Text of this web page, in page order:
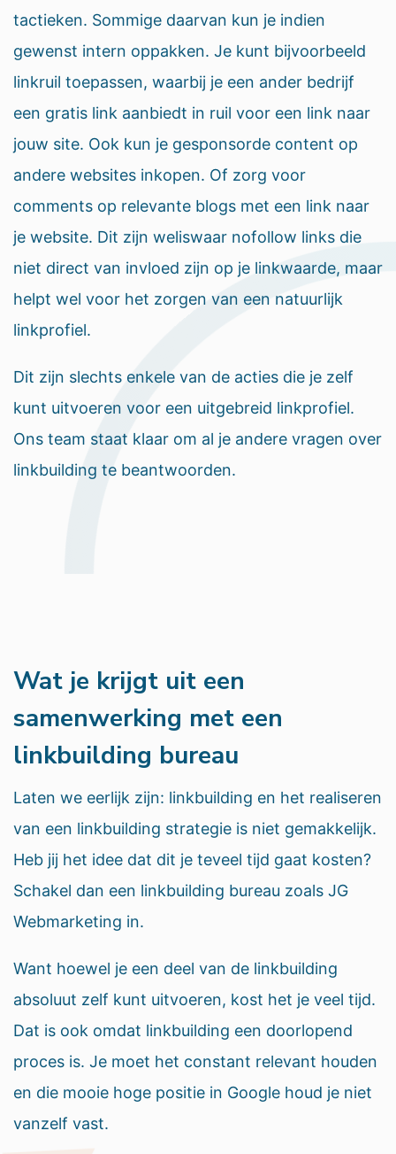
tactieken. Sommige daarvan kun je indien
gewenst intern oppakken. Je kunt bijvoorbeeld
linkruil toepassen, waarbij je een ander bedrijf
een gratis link aanbiedt in ruil voor een link naar
jouw site. Ook kun je gesponsorde content op
andere websites inkopen. Of zorg voor
comments op relevante blogs met een link naar
je website. Dit zijn weliswaar nofollow links die
niet direct van invloed zijn op je linkwaarde, maar
helpt wel voor het zorgen van een natuurlijk
linkprofiel.
Dit zijn slechts enkele van de acties die je zelf
kunt uitvoeren voor een uitgebreid linkprofiel.
Ons team staat klaar om al je andere vragen over
linkbuilding te beantwoorden.
Wat je krijgt uit een
samenwerking met een
linkbuilding bureau
Laten we eerlijk zijn: linkbuilding en het realiseren
van een linkbuilding strategie is niet gemakkelijk.
Heb jij het idee dat dit je teveel tijd gaat kosten?
Schakel dan een linkbuilding bureau zoals JG
Webmarketing in.
Want hoewel je een deel van de linkbuilding
absoluut zelf kunt uitvoeren, kost het je veel tijd.
Dat is ook omdat linkbuilding een doorlopend
proces is. Je moet het constant relevant houden
en die mooie hoge positie in Google houd je niet
vanzelf vast.